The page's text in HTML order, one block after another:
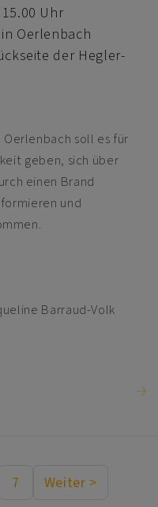
Uhr
Oerlenbach
der Hegler-
Oerlenbach soll es für
geben, sich über
einen Brand
und
Barraud-Volk
Seite
7 Nächste
Weiter >